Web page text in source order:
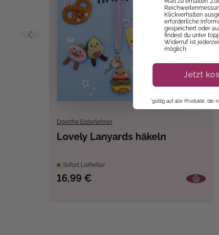
Doerthe Eisterlehner
Lovely Lanyards häkeln
Sofort Lieferbar
16,99 €
Klickverhalten
erforderliche
gespeichert oder
findest du unter
Widerruf ist
möglich.
Jetzt
*gültig auf alle Produkte, die